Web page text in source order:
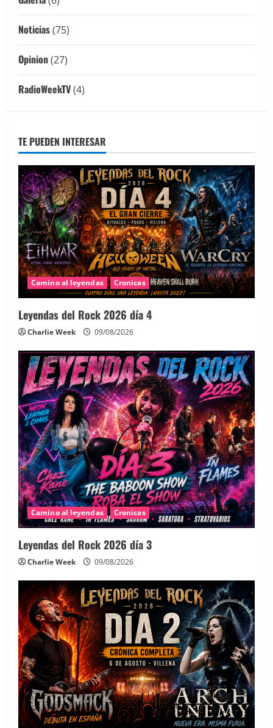
Noticias(75)
Opinion(27)
RadioWeekTV(4)
TE PUEDEN INTERESAR
Camino al leyendas Cronicas
Leyendas del Rock 2026 día 4
Charlie Week 09/08/2026
Camino al leyendas Cronicas
Leyendas del Rock 2026 día 3
Charlie Week 09/08/2026